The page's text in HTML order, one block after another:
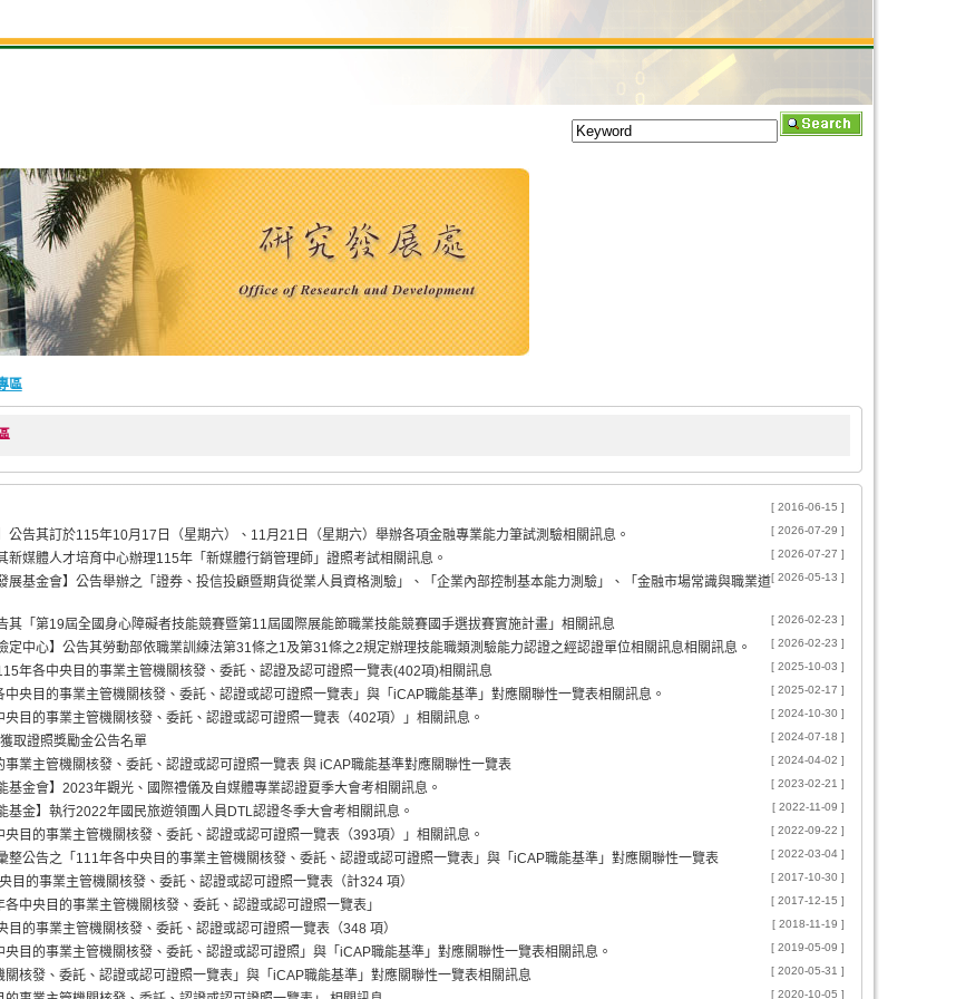
區
[ 2016-06-15 ]
[ 2026-07-29 ]
公告其訂於115年10月17日（星期六）、11月21日（星期六）舉辦各項金融專業能力筆試測驗相關訊息。
[ 2026-07-27 ]
新媒體人才培育中心辦理115年「新媒體行銷管理師」證照考試相關訊息。
[ 2026-05-13 ]
展基金會】公告舉辦之「證券、投信投顧暨期貨從業人員資格測驗」、「企業內部控制基本能力測驗」、「金融市場常識與職業道
[ 2026-02-23 ]
其「第19屆全國身心障礙者技能競賽暨第11屆國際展能節職業技能競賽國手選拔賽實施計畫」相關訊息
[ 2026-02-23 ]
定中心】公告其勞動部依職業訓練法第31條之1及第31條之2規定辦理技能職類測驗能力認證之經認證單位相關訊息相關訊息。
[ 2025-10-03 ]
年各中央目的事業主管機關核發、委託、認證及認可證照一覽表(402項)相關訊息
[ 2025-02-17 ]
中央目的事業主管機關核發、委託、認證或認可證照一覽表」與「iCAP職能基準」對應關聯性一覽表相關訊息。
[ 2024-10-30 ]
央目的事業主管機關核發、委託、認證或認可證照一覽表（402項）」相關訊息。
[ 2024-07-18 ]
取證照獎勵金公告名單
[ 2024-04-02 ]
事業主管機關核發、委託、認證或認可證照一覽表 與 iCAP職能基準對應關聯性一覽表
[ 2023-02-21 ]
基金會】2023年觀光、國際禮儀及自媒體專業認證夏季大會考相關訊息。
[ 2022-11-09 ]
基金】執行2022年國民旅遊領團人員DTL認證冬季大會考相關訊息。
[ 2022-09-22 ]
央目的事業主管機關核發、委託、認證或認可證照一覽表（393項）」相關訊息。
[ 2022-03-04 ]
整公告之「111年各中央目的事業主管機關核發、委託、認證或認可證照一覽表」與「iCAP職能基準」對應關聯性一覽表
[ 2017-10-30 ]
目的事業主管機關核發、委託、認證或認可證照一覽表（計324 項）
[ 2017-12-15 ]
各中央目的事業主管機關核發、委託、認證或認可證照一覽表」
[ 2018-11-19 ]
目的事業主管機關核發、委託、認證或認可證照一覽表（348 項）
[ 2019-05-09 ]
目的事業主管機關核發、委託、認證或認可證照」與「iCAP職能基準」對應關聯性一覽表相關訊息。
[ 2020-05-31 ]
核發、委託、認證或認可證照一覽表」與「iCAP職能基準」對應關聯性一覽表相關訊息
[ 2020-10-05 ]